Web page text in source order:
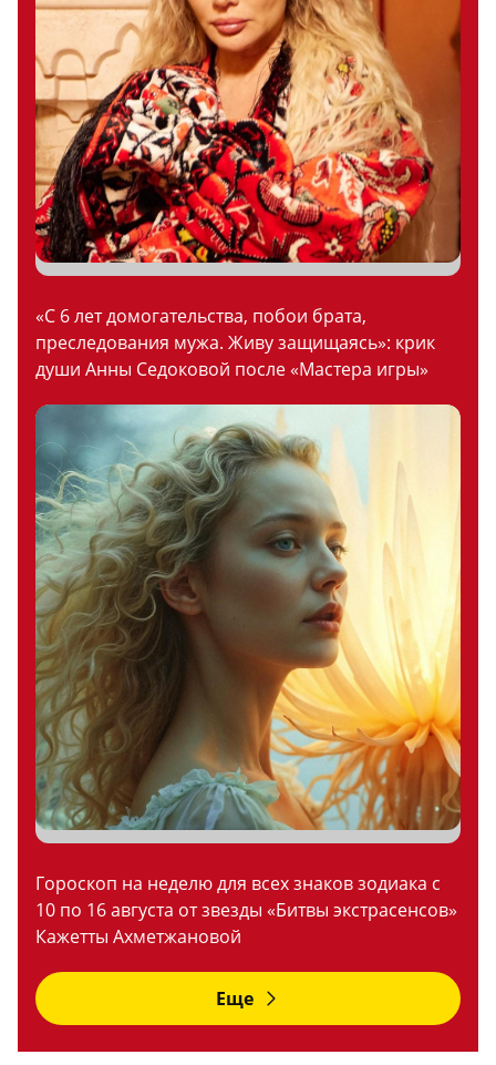
«С 6 лет домогательства, побои брата,
преследования мужа. Живу защищаясь»: крик
души Анны Седоковой после «Мастера игры»
Гороскоп на неделю для всех знаков зодиака с
10 по 16 августа от звезды «Битвы экстрасенсов»
Кажетты Ахметжановой
Еще